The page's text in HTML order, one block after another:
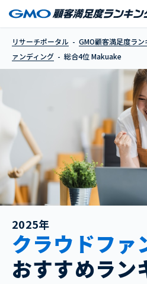
リサーチポータル GMO顧客満足度ラン
ァンディング
総合4位 Makuake
2025年
クラウドファ
おすすめラン